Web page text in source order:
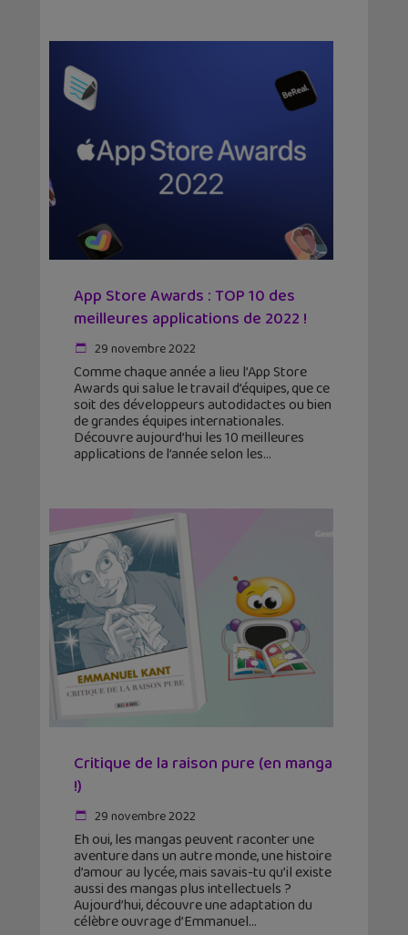
App Store Awards : TOP 10 des
meilleures applications de 2022 !
29 novembre 2022
Comme chaque année a lieu l’App Store
Awards qui salue le travail d’équipes, que ce
soit des développeurs autodidactes ou bien
de grandes équipes internationales.
Découvre aujourd’hui les 10 meilleures
applications de l’année selon les
Critique de la raison pure (en manga
!)
29 novembre 2022
Eh oui, les mangas peuvent raconter une
aventure dans un autre monde, une histoire
d’amour au lycée, mais savais-tu qu’il existe
aussi des mangas plus intellectuels ?
Aujourd’hui, découvre une adaptation du
célèbre ouvrage d’Emmanuel